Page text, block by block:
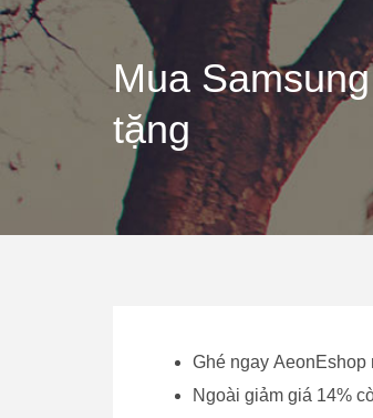
Mua
tặng
Ghé ngay AeonEshop
Ngoài giảm giá 14%